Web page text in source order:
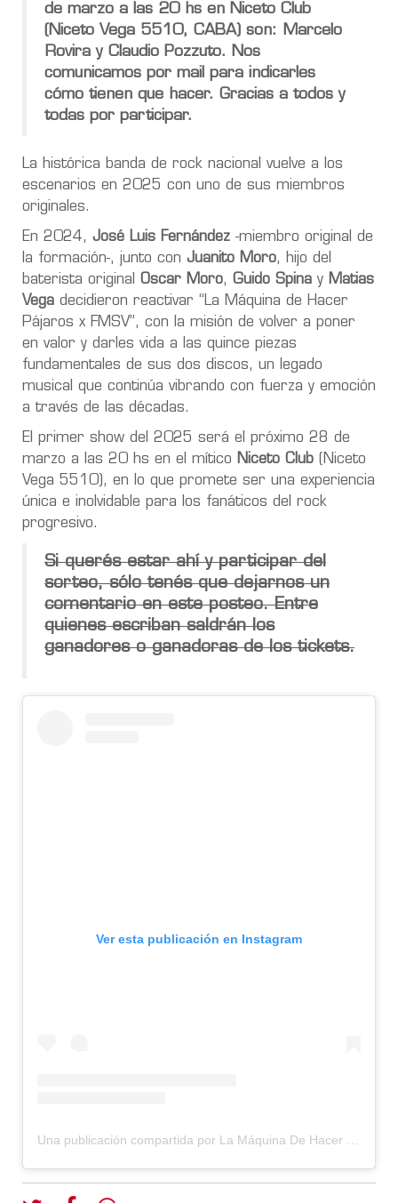
de marzo a las 20 hs en Niceto Club
(Niceto Vega 5510, CABA) son: Marcelo
Rovira y Claudio Pozzuto. Nos
comunicamos por mail para indicarles
cómo tienen que hacer. Gracias a todos y
todas por participar.
La histórica banda de rock nacional vuelve a los
escenarios en 2025 con uno de sus miembros
originales.
En 2024, José Luis Fernández -miembro original de
la formación-, junto con Juanito Moro, hijo del
baterista original Oscar Moro, Guido Spina y Matias
Vega decidieron reactivar “La Máquina de Hacer
Pájaros x FMSV”, con la misión de volver a poner
en valor y darles vida a las quince piezas
fundamentales de sus dos discos, un legado
musical que continúa vibrando con fuerza y emoción
a través de las décadas.
El primer show del 2025 será el próximo 28 de
marzo a las 20 hs en el mítico
Niceto Club (Niceto
Vega 5510), en lo que promete ser una experiencia
única e inolvidable para los fanáticos del rock
progresivo.
Si querés estar ahí y participar del
sorteo, sólo tenés que dejarnos un
comentario en este posteo. Entre
quienes escriban saldrán los
ganadores o ganadoras de los tickets.
Ver esta publicación en Instagram